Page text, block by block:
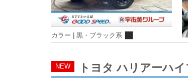
カラー | 黒・ブラック系
NEW トヨタ ハリアーハ